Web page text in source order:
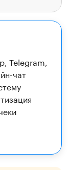
Telegram,
чат